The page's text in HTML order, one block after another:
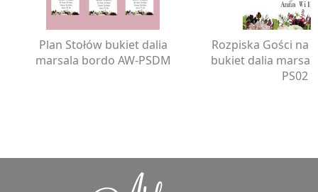
Plan Stołów bukiet dalia
marsala bordo AW-PSDM
Rozpiska Gości na
bukiet dalia
PS02